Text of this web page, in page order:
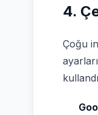
4.
Çoğu